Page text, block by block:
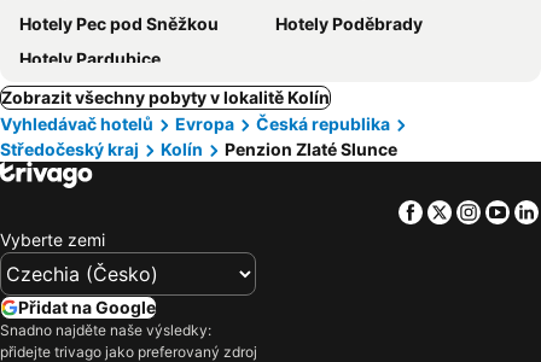
Hotely Pec pod Sněžkou
Hotely Poděbrady
Hotely Pardubice
Zobrazit všechny pobyty v lokalitě Kolín
Vyhledávač hotelů
Evropa
Česká republika
Středočeský kraj
Kolín Penzion Zlaté Slunce
Facebook
Twitter
Vyberte zemi
Přidat na Google
Snadno najděte naše výsledky:
přidejte trivago jako preferovaný zdroj